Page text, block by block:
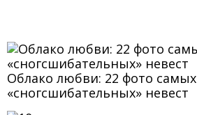
Облако любви: 22 фото самых
«сногсшибательных» невест